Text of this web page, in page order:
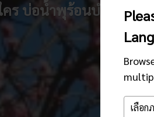
ร บ่อน้ำพุร้อนบำบัดโรค